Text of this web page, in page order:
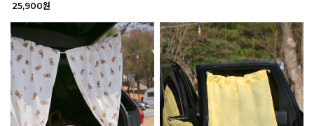
25,900원